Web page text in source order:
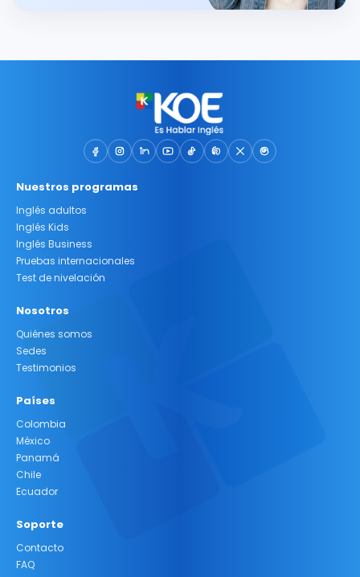
Nuestros programas
Inglés adultos
Inglés Kids
Inglés Business
Pruebas internacionales
Test de nivelación
Nosotros
Quiénes somos
Sedes
Testimonios
Países
Colombia
México
Panamá
Chile
Ecuador
Soporte
Contacto
FAQ